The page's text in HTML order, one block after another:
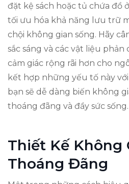
đặt kệ sách hoặc tủ chứa đồ
tối ưu hóa khả năng lưu trữ
chội không gian sống. Hãy
sắc sáng và các vật liệu
cảm giác rộng rãi hơn cho
kết hợp những yếu tố này
bạn sẽ dễ dàng biến không
thoáng đãng và đầy sức sống.
Thiết Kế Không
Thoáng Đãng